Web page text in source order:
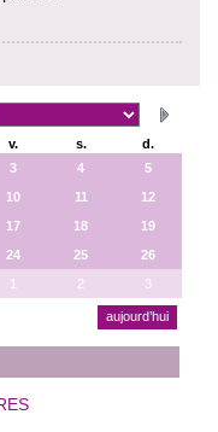
v. s.
d.
3 4
5
10 11
12
17 18
19
24 25
26
2 3
aujourd’hui